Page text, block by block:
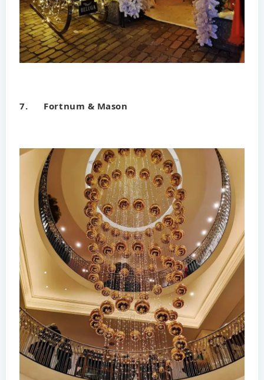
7. Fortnum & Mason